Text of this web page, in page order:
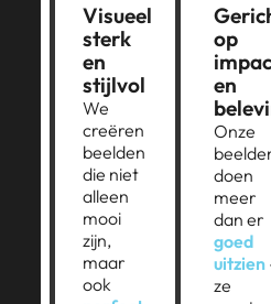
Visueel
sterk
en
stijlvol
We
creëren
beelden
die niet
alleen
mooi
zijn,
maar
ook
op
en
Onze
doen
meer
dan er
goed
uitzien
ze